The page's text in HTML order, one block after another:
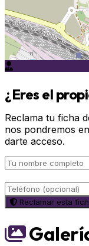
¿Eres el
Reclama tu ficha
nos pondremos
darte acceso.
Reclamar esta